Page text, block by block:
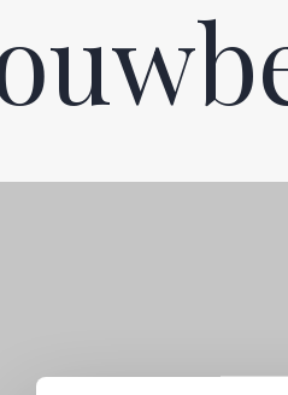
enter to search or ESC to close